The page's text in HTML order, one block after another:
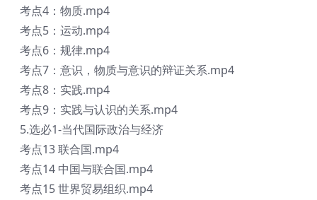
考点4：物质.mp4
考点5：运动.mp4
考点6：规律.mp4
考点7：意识，物质与意识的辩证关系.mp4
考点8：实践.mp4
考点9：实践与认识的关系.mp4
5.选必1-当代国际政治与经济
考点13 联合国.mp4
考点14 中国与联合国.mp4
考点15 世界贸易组织.mp4